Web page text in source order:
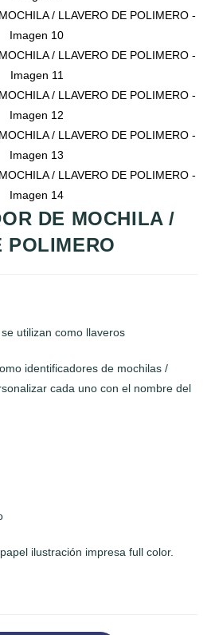
DE MOCHILA /
POLIMERO
utilizan como llaveros
identificadores de mochilas /
cada uno con el nombre del
ilustración impresa full color.